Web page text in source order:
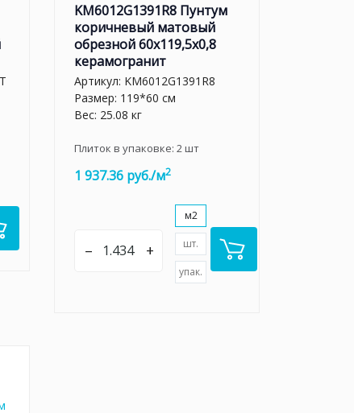
KM6012G1391R8 Пунтум
коричневый матовый
обрезной 60x119,5x0,8
керамогранит
Артикул: KM6012G1391R8
Размер: 119*60 см
Вес: 25.08 кг
Плиток в упаковке: 2шт
1 937.36 руб./м2
– +
м2
шт.
упак.